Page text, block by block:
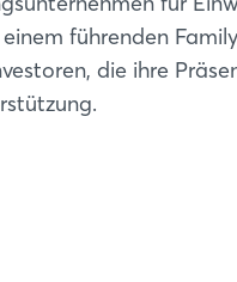
einem führenden
die ihre